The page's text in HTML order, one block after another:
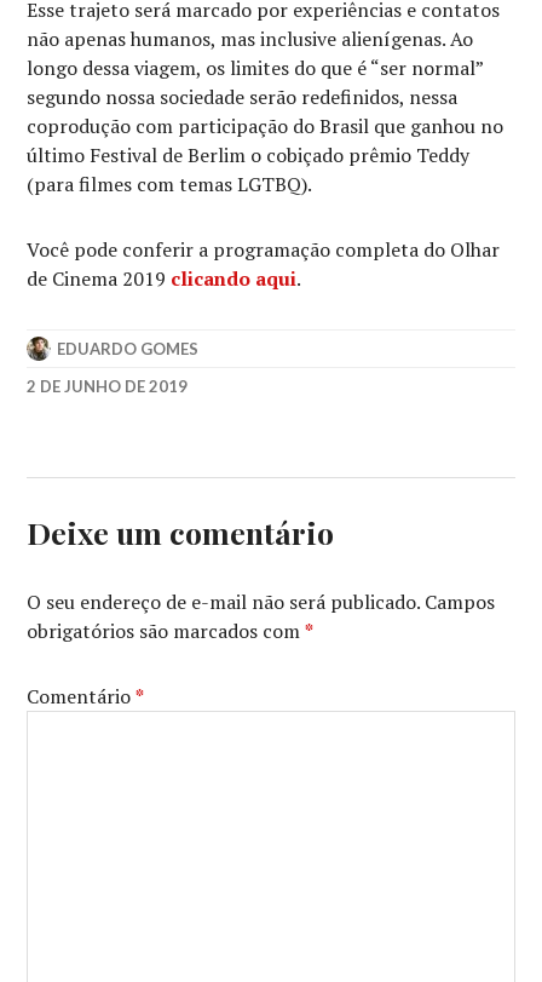
Esse trajeto será marcado por experiências e contatos
não apenas humanos, mas inclusive alienígenas. Ao
longo dessa viagem, os limites do que é “ser normal”
segundo nossa sociedade serão redefinidos, nessa
coprodução com participação do Brasil que ganhou no
último Festival de Berlim o cobiçado prêmio Teddy
(para filmes com temas LGTBQ).
Você pode conferir a programação completa do Olhar
de Cinema 2019 clicando aqui.
EDUARDO GOMES
2 DE JUNHO DE 2019
DE
AGNES
VARDA,
INTERNACIONAL
CURITIBA,
AUDIOVISUAL,
LETÍCIA
Deixe um comentário
O seu endereço de e-mail não será publicado. Campos
obrigatórios são marcados com*
Comentário*